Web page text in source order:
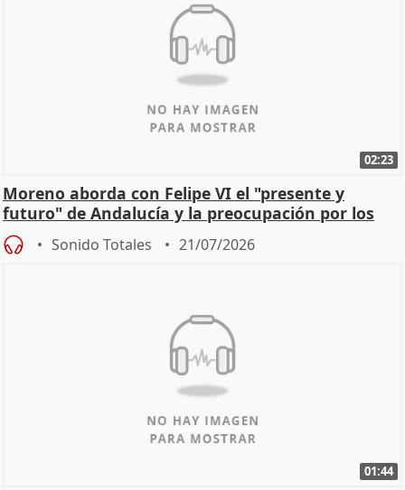
02:23
Moreno aborda con Felipe VI el "presente y
futuro" de Andalucía y la preocupación por los
incendios
Sonido Totales 21/07/2026
01:44